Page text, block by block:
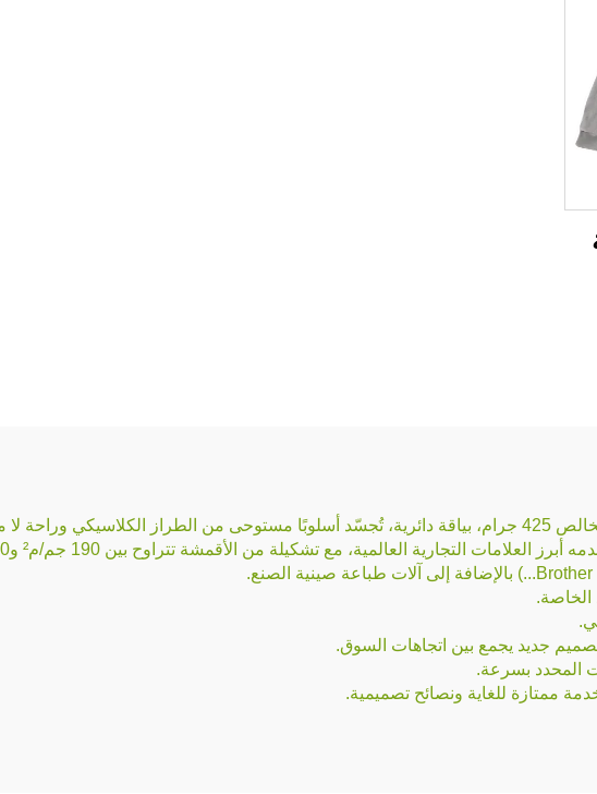
لا مثيل لها.
التجارية العالمية، مع تشكيلة من الأقمشة تتراوح بين 190 جم/م² و600 جم/م².
الخاصة.
المحدد بسرعة.
ممتازة للغاية ونصائح تصميمية.